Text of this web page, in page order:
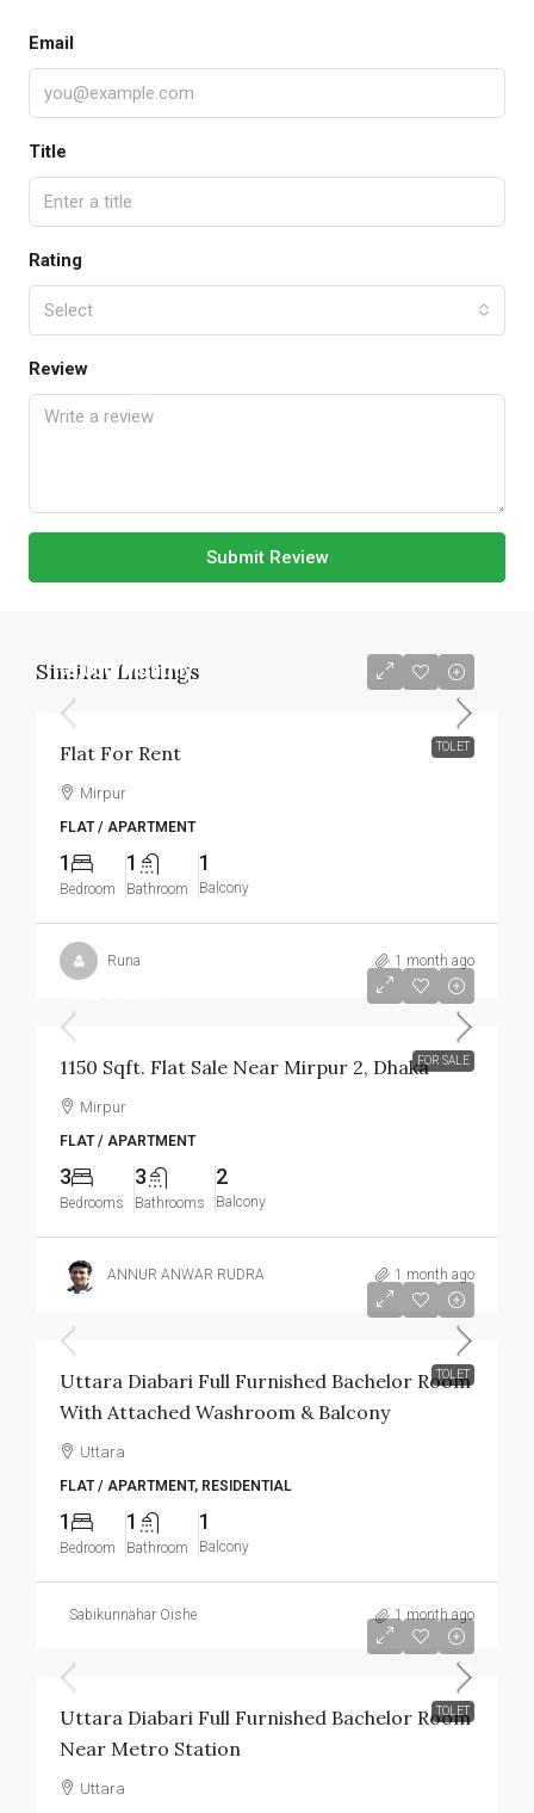
Email
Title
Rating
Select
Review
Submit Review
Similar Listings
TOLET
৳9,000 /Monthly
Flat For Rent
Mirpur
FLAT / APARTMENT
1
Bedroom
1
Bathroom
1
Balcony
Runa 1 month ago
FOR SALE
1150 Sqft. Flat Sale Near Mirpur 2, Dhaka
Mirpur
FLAT / APARTMENT
3
Bedrooms
3
Bathrooms
2
Balcony
ANNUR ANWAR RUDRA 1 month ago
TOLET
৳12,000
Uttara Diabari Full Furnished Bachelor Room
With Attached Washroom & Balcony
Uttara
FLAT / APARTMENT, RESIDENTIAL
1
Bedroom
1
Bathroom
1
Balcony
Sabikunnahar Oishe 1 month ago
TOLET
Uttara Diabari Full Furnished Bachelor Room
Near Metro Station
Uttara